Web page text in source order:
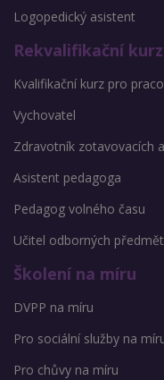
Logopedický asistent
Rekvalifikační
Kvalifikační kurz pro
Vychovatel
Zdravotník zotavovacích
Asistent pedagoga
Pedagog volného času
Učitel odborných
Školení na míru
DVPP na míru
Pro sociální služby na
Pro chůvy na míru